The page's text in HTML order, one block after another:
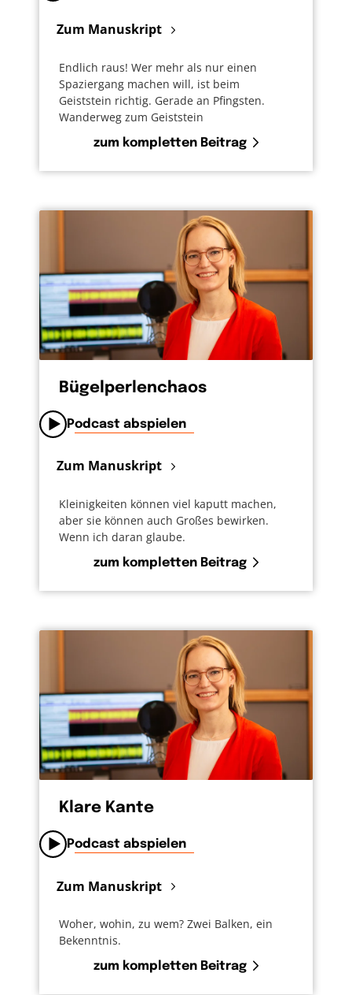
Zum Manuskript
Endlich raus! Wer mehr als nur einen
Spaziergang machen will, ist beim
Geiststein richtig. Gerade an Pfingsten.
Wanderweg zum Geiststein
zum kompletten Beitrag
Bügelperlenchaos
Podcast abspielen
Zum Manuskript
Kleinigkeiten können viel kaputt machen,
aber sie können auch Großes bewirken.
Wenn ich daran glaube.
zum kompletten Beitrag
Klare Kante
Podcast abspielen
Zum Manuskript
Woher, wohin, zu wem? Zwei Balken, ein
Bekenntnis.
zum kompletten Beitrag